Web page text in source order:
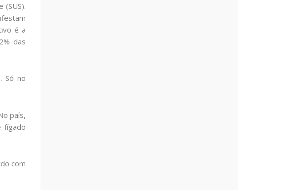
é a
das
Só no
país,
fígado
com